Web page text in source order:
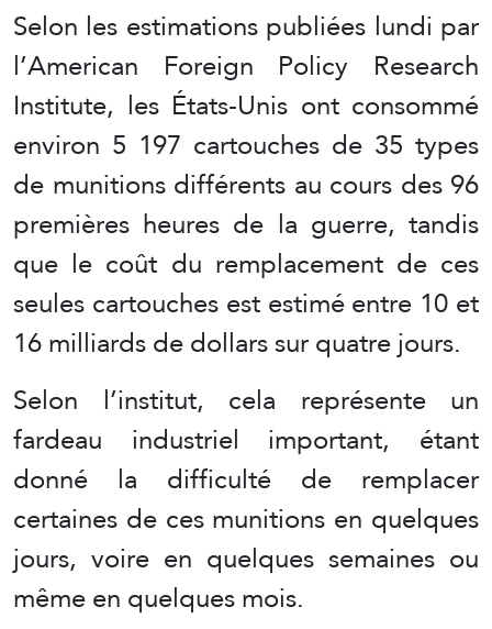
Selon les estimations publiées lundi par
l’American Foreign Policy Research
Institute, les États-Unis ont consommé
environ 5 197 cartouches de 35 types
de munitions différents au cours des 96
premières heures de la guerre, tandis
que le coût du remplacement de ces
seules cartouches est estimé entre 10 et
16 milliards de dollars sur quatre jours.
Selon l’institut, cela représente un
fardeau industriel important, étant
donné la difficulté de remplacer
certaines de ces munitions en quelques
jours, voire en quelques semaines ou
même en quelques mois.